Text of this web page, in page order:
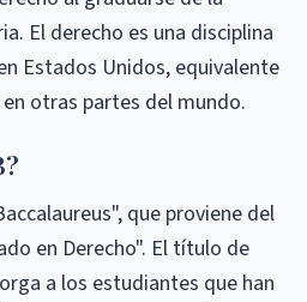
El derecho es una disciplina
Estados Unidos, equivalente
otras partes del mundo.
que proviene del
en Derecho". El título de
a los estudiantes que han